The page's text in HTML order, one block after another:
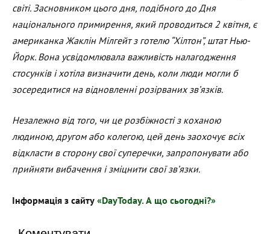
світі. Засновником цього дня, подібного до Дня
національного примирення, який проводиться 2 квітня, є
американка Жаклін Мілгейт з готелю “Хілтон”, штат Нью-
Йорк. Вона усвідомлювала важливість налагодження
стосунків і хотіла визначити день, коли люди могли б
зосередитися на відновленні розірваних зв’язків.
Незалежно від того, чи це розбіжності з коханою
людиною, другом або колегою, цей день заохочує всіх
відкласти в сторону свої суперечки, запропонувати або
прийняти вибачення і зміцнити свої зв’язки.
Інформація з сайту «DayToday. А що сьогодні?»